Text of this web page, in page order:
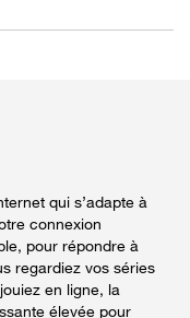
qui s’adapte à
connexion
pour répondre à
regardiez vos séries
en ligne, la
élevée pour